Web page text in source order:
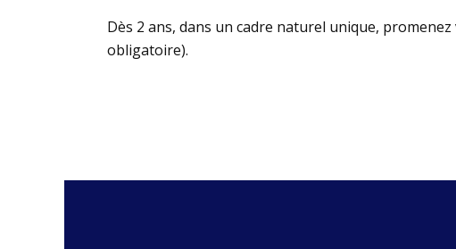
Dès 2 ans, dans un cadre naturel unique,
obligatoire).